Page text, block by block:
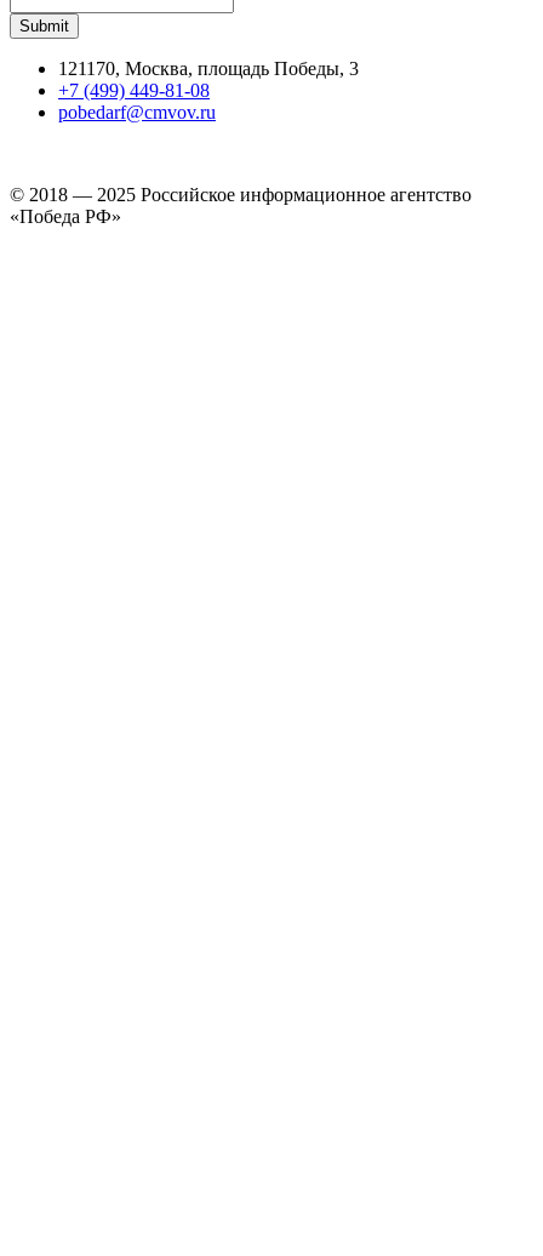
121170, Москва, площадь Победы, 3
+7 (499) 449-81-08
pobedarf@cmvov.ru
© 2018 — 2025 Российское информационное агентство
«Победа РФ»